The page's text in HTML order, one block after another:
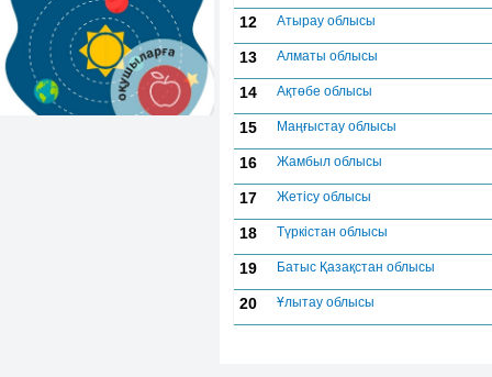
12 Атырау облысы
13 Алматы облысы
14 Ақтөбе облысы
15 Маңғыстау облысы
16 Жамбыл облысы
17 Жетісу облысы
18 Түркістан облысы
19 Батыс Қазақстан облысы
20 Ұлытау облысы